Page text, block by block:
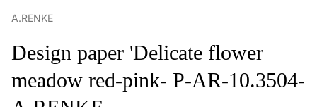
A.RENKE
Design paper 'Delicate flower
meadow red-pink- P-AR-10.3504-